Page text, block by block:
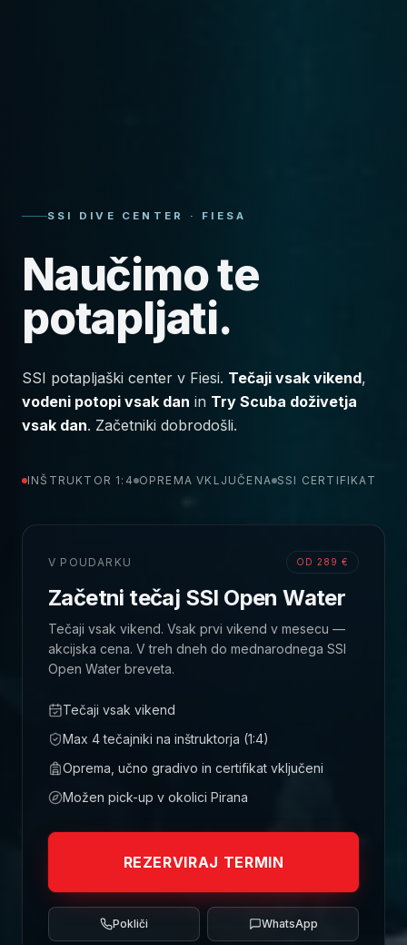
SSI DIVE CENTER · FIESA
Naučimo te
potapljati.
SSI potapljaški center v Fiesi. Tečaji vsak vikend,
vodeni potopi vsak dan in Try Scuba doživetja
vsak dan. Začetniki dobrodošli.
INŠTRUKTOR 1:4 OPREMA VKLJUČENA SSI CERTIFIKAT
V POUDARKU OD 289 €
Začetni tečaj SSI Open Water
Tečaji vsak vikend. Vsak prvi vikend v mesecu —
akcijska cena. V treh dneh do mednarodnega SSI
Open Water breveta.
Tečaji vsak vikend
Max 4 tečajniki na inštruktorja (1:4)
Oprema, učno gradivo in certifikat vključeni
Možen pick-up v okolici Pirana
REZERVIRAJ TERMIN
Pokliči WhatsApp